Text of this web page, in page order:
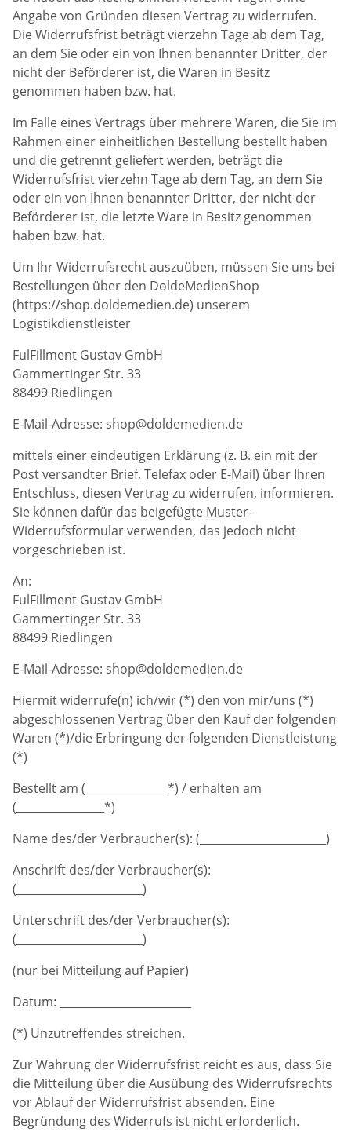
Angabe von Gründen diesen Vertrag zu widerrufen.
Die Widerrufsfrist beträgt vierzehn Tage ab dem Tag,
an dem Sie oder ein von Ihnen benannter Dritter, der
nicht der Beförderer ist, die Waren in Besitz
genommen haben bzw. hat.
Im Falle eines Vertrags über mehrere Waren, die Sie im
Rahmen einer einheitlichen Bestellung bestellt haben
und die getrennt geliefert werden, beträgt die
Widerrufsfrist vierzehn Tage ab dem Tag, an dem Sie
oder ein von Ihnen benannter Dritter, der nicht der
Beförderer ist, die letzte Ware in Besitz genommen
haben bzw. hat.
Um Ihr Widerrufsrecht auszuüben, müssen Sie uns bei
Bestellungen über den DoldeMedienShop
(https://shop.doldemedien.de) unserem
Logistikdienstleister
FulFillment Gustav GmbH
Gammertinger Str. 33
88499 Riedlingen
E-Mail-Adresse: shop@doldemedien.de
mittels einer eindeutigen Erklärung (z. B. ein mit der
Post versandter Brief, Telefax oder E-Mail) über Ihren
Entschluss, diesen Vertrag zu widerrufen, informieren.
Sie können dafür das beigefügte Muster-
Widerrufsformular verwenden, das jedoch nicht
vorgeschrieben ist.
An:
FulFillment Gustav GmbH
Gammertinger Str. 33
88499 Riedlingen
E-Mail-Adresse: shop@doldemedien.de
Hiermit widerrufe(n) ich/wir (*) den von mir/uns (*)
abgeschlossenen Vertrag über den Kauf der folgenden
Waren (*)/die Erbringung der folgenden Dienstleistung
(*)
Bestellt am (_______________*) / erhalten am
(________________*)
Name des/der Verbraucher(s): (_______________________)
Anschrift des/der Verbraucher(s):
(_______________________)
Unterschrift des/der Verbraucher(s):
(_______________________)
(nur bei Mitteilung auf Papier)
Datum: ________________________
(*) Unzutreffendes streichen.
Zur Wahrung der Widerrufsfrist reicht es aus, dass Sie
die Mitteilung über die Ausübung des Widerrufsrechts
vor Ablauf der Widerrufsfrist absenden. Eine
Begründung des Widerrufs ist nicht erforderlich.